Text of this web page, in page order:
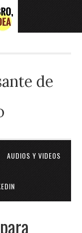
de
AUDIOS Y VIDEOS